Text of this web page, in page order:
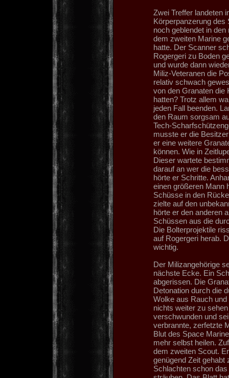
Zwei Treffer landeten
Körperpanzerung
noch geblendet in
dem zweiten Marine
hatte. Der Scanner
Rogergeri zu Boden
und wurde dann
Miliz-Veteranen die
relativ schwach
von den Granaten die
hatten? Trotz allem
jeden Fall beenden.
den Raum sorgsam
Tech-
musste er die
er eine weitere
können. Wie in
Dieser wartete
darauf an wer die
hörte er Schritte.
einen größeren Mann
Schüsse in den
zielte auf den
hörte er den anderen
Schüssen aus die
Die Bolterprojektile
auf Rogergeri herab.
wichtig.
Der Milizangehörige
nächste Ecke. Ein
abgerissen. Die
Detonation durch die
Wolke aus Rauch
nichts weiter zu
verschwunden und
verbrannte, zerfetzte
Blut des Space
mehr selbst heilen.
dem zweiten Scout.
genügend Zeit gehabt
Schlachten schon